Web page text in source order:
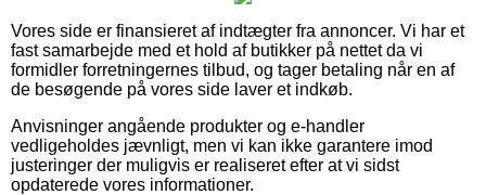
Vores side er finansieret af indtægter fra annoncer. Vi har et
fast samarbejde med et hold af butikker på nettet da vi
formidler forretningernes tilbud, og tager betaling når en af
de besøgende på vores side laver et indkøb.
Anvisninger angående produkter og e-handler
vedligeholdes jævnligt, men vi kan ikke garantere imod
justeringer der muligvis er realiseret efter at vi sidst
opdaterede vores informationer.